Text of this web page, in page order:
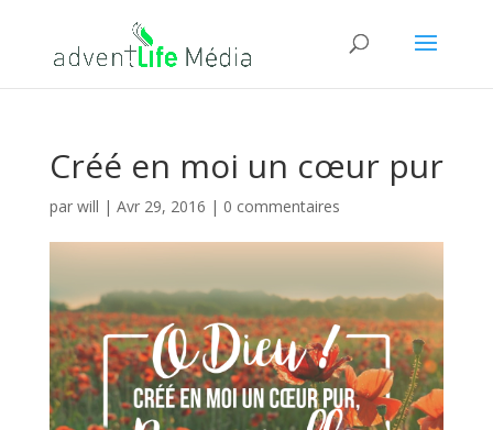
Créé en moi un cœur pur
par will | Avr 29, 2016 | 0 commentaires